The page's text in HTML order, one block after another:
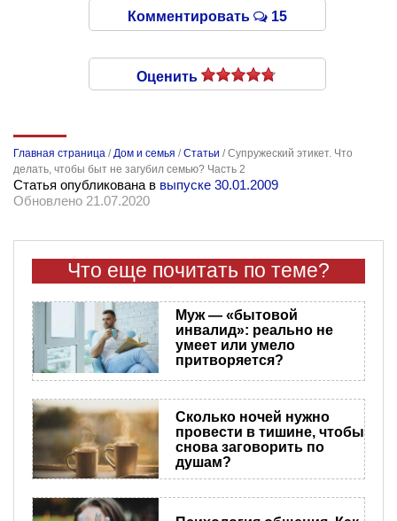
Комментировать 15
Оценить
Главная страница /Дом и семья /Статьи /Супружеский этикет. Что
делать, чтобы быт не загубил семью? Часть 2
Статья опубликована в выпуске 30.01.2009
Обновлено 21.07.2020
Что еще почитать по теме?
Муж — «бытовой
инвалид»: реально не
умеет или умело
притворяется?
Сколько ночей нужно
провести в тишине, чтобы
снова заговорить по
душам?